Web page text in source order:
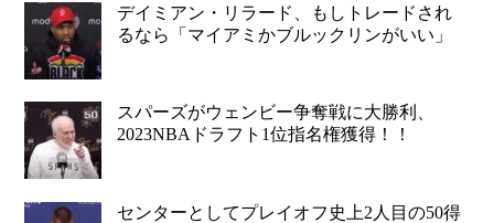
デイミアン・リラード、もしトレードされ
るなら「マイアミかブルックリンがいい」
スパーズがウェンビー争奪戦に大勝利、
2023NBAドラフト1位指名権獲得！！
センターとしてプレイオフ史上2人目の50得